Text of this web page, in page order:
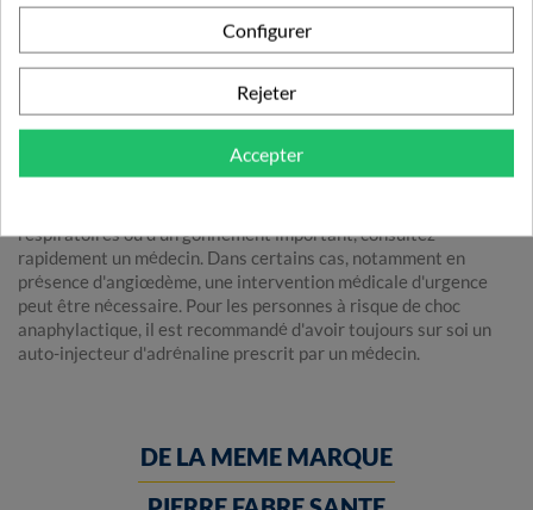
pomme pour une prise facile et rapide, sans eau, en cas de crise
d'urticaire. Son action rapide permet de soulager les
démangeaisons, les rougeurs et les autres signes d'urticaire. De
plus, son action dure longtemps, ce qui signifie qu'une seule
prise par jour suffit.
Que faire en cas de crise d'urticaire sévère ?
respiratoires ou d'un gonflement important, consultez
rapidement un médecin. Dans certains cas, notamment en
présence d'angiœdème, une intervention médicale d'urgence
peut être nécessaire. Pour les personnes à risque de choc
anaphylactique, il est recommandé d'avoir toujours sur soi un
auto-injecteur d'adrénaline prescrit par un médecin.
DE LA MEME MARQUE
Configurer
Rejeter
Accepter